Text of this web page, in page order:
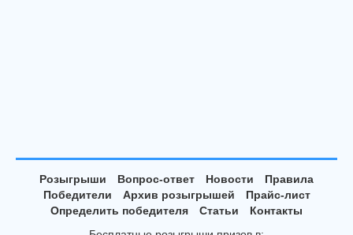
Розыгрыши Вопрос-ответ Новости
Правила
Победители
Архив розыгрышей
Прайс-лист
Определить победителя
Статьи
Контакты